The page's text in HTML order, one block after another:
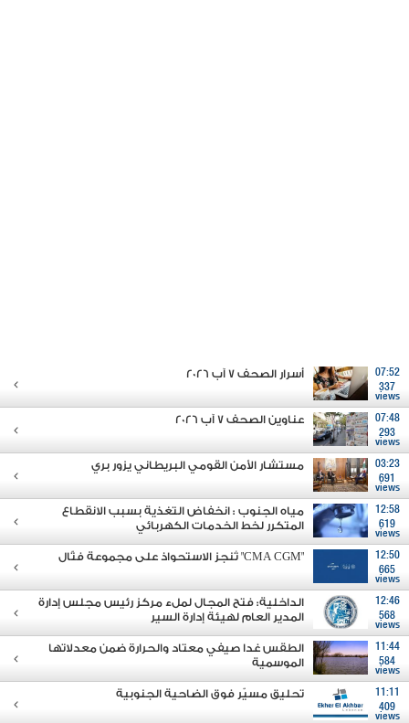
07:52
337
views
أسرار الصحف 7 آب 2026
07:48
293
views
عناوين الصحف 7 آب 2026
03:23
691
views
مستشار الأمن القومي البريطاني يزور بري
12:58
619
views
مياه الجنوب : انخفاض التغذية بسبب الانقطاع
المتكرر لخط الخدمات الكهربائي
12:50
665
views
"CMA CGM" تُنجز الاستحواذ على مجموعة فتّال
12:46
568
views
الداخلية: فتح المجال لملء مركز رئيس مجلس إدارة
المدير العام لهيئة إدارة السير
11:44
584
views
الطقس غدا صيفي معتاد والحرارة ضمن معدلاتها
الموسمية
11:11
409
views
تحليق مسيّر فوق الضاحية الجنوبية